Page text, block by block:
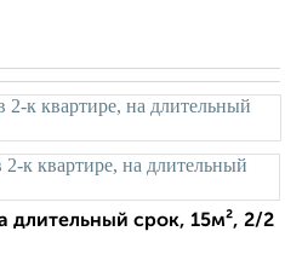
длительный срок, 15м², 2/2